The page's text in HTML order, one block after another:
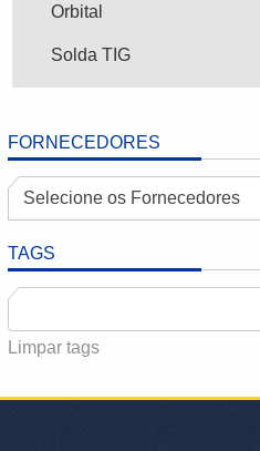
Orbital
Solda TIG
FORNECEDORES
Selecione os Fornecedores
TAGS
Limpar tags